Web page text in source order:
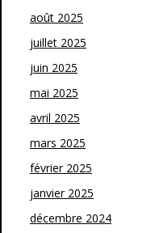
août 2025
juillet 2025
juin 2025
mai 2025
avril 2025
mars 2025
février 2025
janvier 2025
décembre 2024